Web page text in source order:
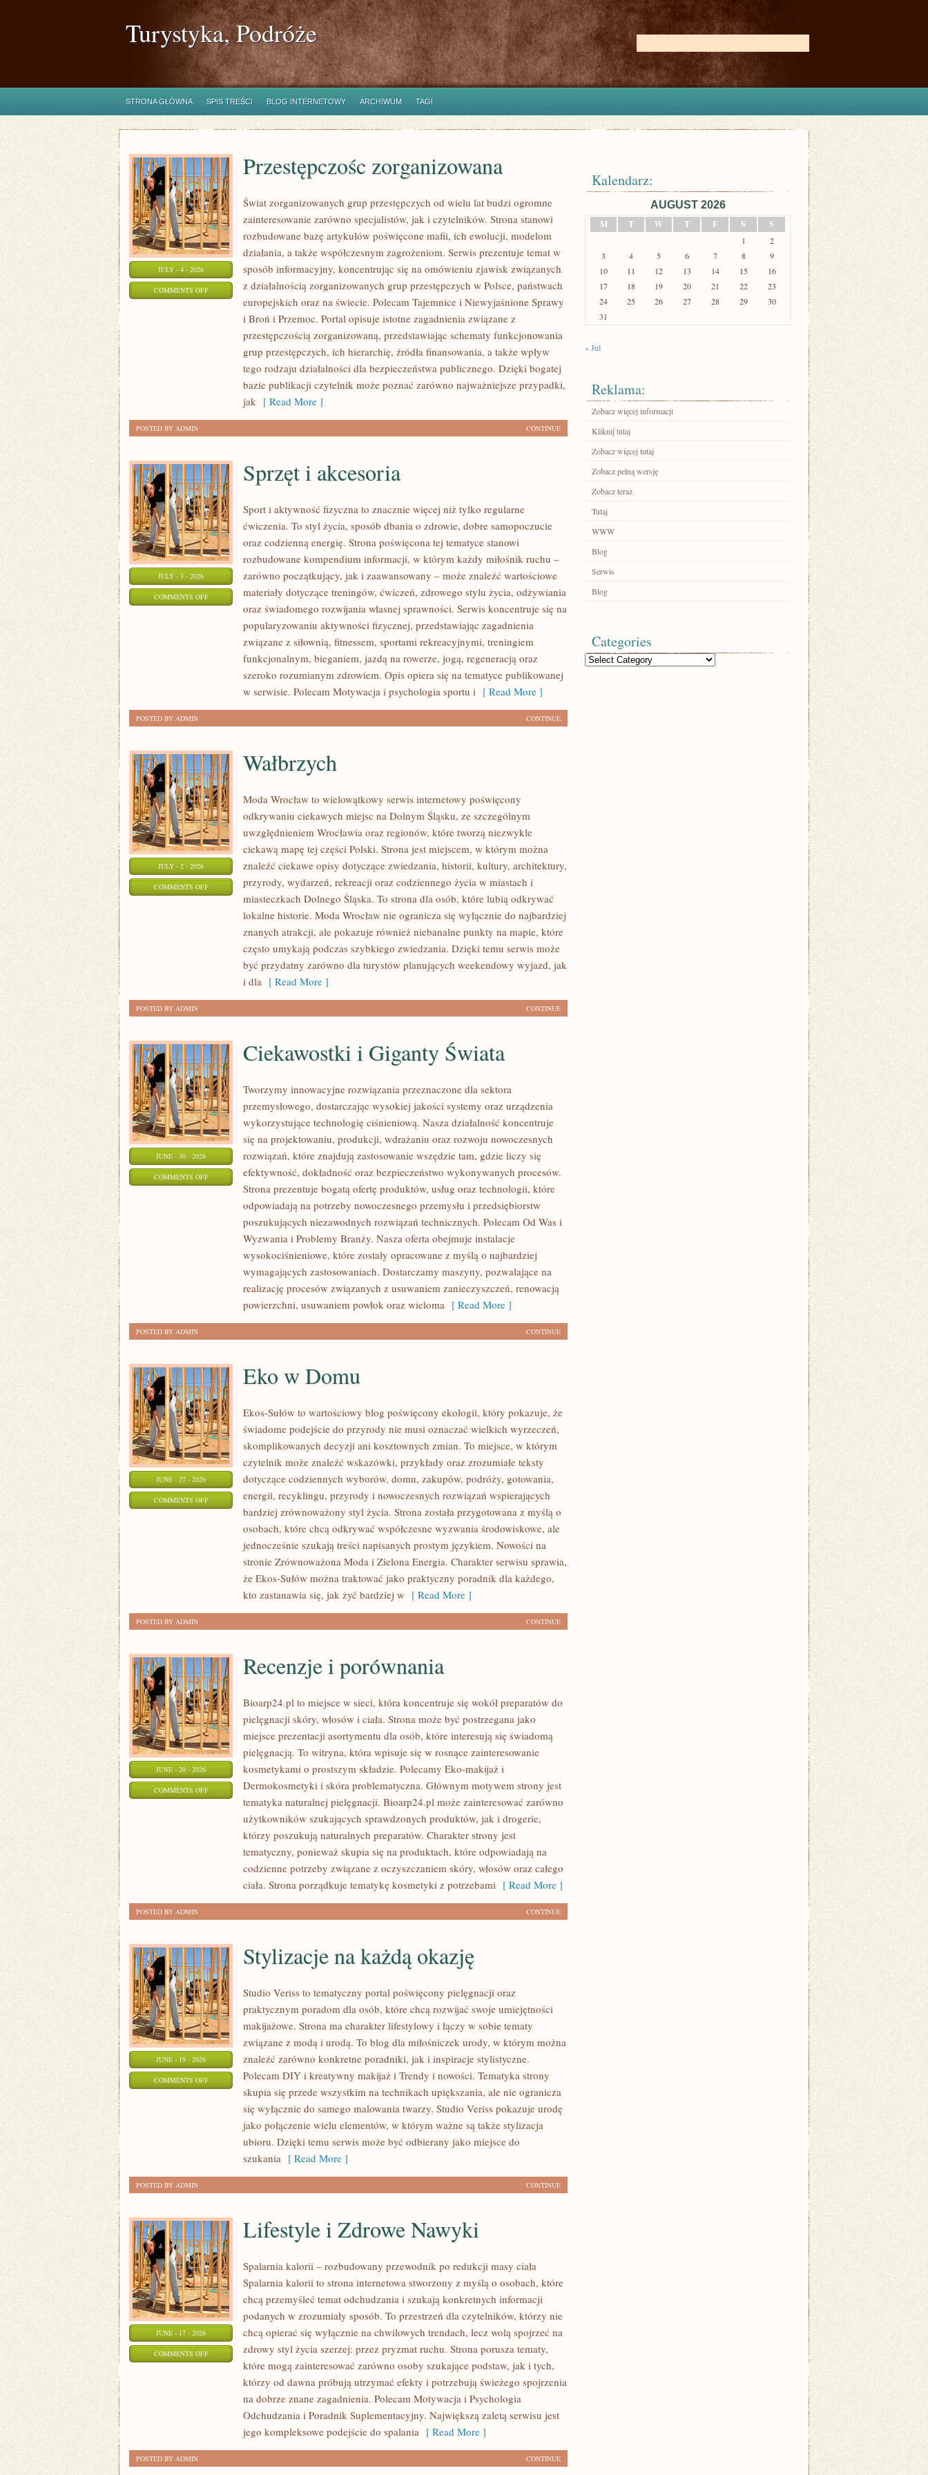
Turystyka, Podróże
STRONA GŁÓWNA SPIS TREŚCI BLOG INTERNETOWY ARCHIWUM TAGI
JULY - 4 - 2026
COMMENTS OFFON
PRZESTĘPCZOŚC
ZORGANIZOWANA
Przestępczośc zorganizowana
Świat zorganizowanych grup przestępczych od wielu lat budzi ogromne
zainteresowanie zarówno specjalistów, jak i czytelników. Strona stanowi
rozbudowane bazę artykułów poświęcone mafii, ich ewolucji, modelom
działania, a także współczesnym zagrożeniom. Serwis prezentuje temat w
sposób informacyjny, koncentrując się na omówieniu zjawisk związanych
z działalnością zorganizowanych grup przestępczych w Polsce, państwach
europejskich oraz na świecie. Polecam Tajemnice i Niewyjaśnione Sprawy
i Broń i Przemoc. Portal opisuje istotne zagadnienia związane z
przestępczością zorganizowaną, przedstawiając schematy funkcjonowania
grup przestępczych, ich hierarchię, źródła finansowania, a także wpływ
tego rodzaju działalności dla bezpieczeństwa publicznego. Dzięki bogatej
bazie publikacji czytelnik może poznać zarówno najważniejsze przypadki,
jak [ Read More ]
CONTINUE
POSTED BY ADMIN
JULY - 3 - 2026
COMMENTS OFFON
AKCESORIA
Sprzęt i akcesoria
Sport i aktywność fizyczna to znacznie więcej niż tylko regularne
ćwiczenia. To styl życia, sposób dbania o zdrowie, dobre samopoczucie
oraz codzienną energię. Strona poświęcona tej tematyce stanowi
rozbudowane kompendium informacji, w którym każdy miłośnik ruchu –
zarówno początkujący, jak i zaawansowany – może znaleźć wartościowe
materiały dotyczące treningów, ćwiczeń, zdrowego stylu życia, odżywiania
oraz świadomego rozwijania własnej sprawności. Serwis koncentruje się na
popularyzowaniu aktywności fizycznej, przedstawiając zagadnienia
związane z siłownią, fitnessem, sportami rekreacyjnymi, treningiem
funkcjonalnym, bieganiem, jazdą na rowerze, jogą, regeneracją oraz
szeroko rozumianym zdrowiem. Opis opiera się na tematyce publikowanej
w serwisie. Polecam Motywacja i psychologia sportu i [ Read More ]
CONTINUE
POSTED BY ADMIN
JULY - 2 - 2026
COMMENTS OFFON
WAŁBRZYCH
Wałbrzych
Moda Wrocław to wielowątkowy serwis internetowy poświęcony
odkrywaniu ciekawych miejsc na Dolnym Śląsku, ze szczególnym
uwzględnieniem Wrocławia oraz regionów, które tworzą niezwykle
ciekawą mapę tej części Polski. Strona jest miejscem, w którym można
znaleźć ciekawe opisy dotyczące zwiedzania, historii, kultury, architektury,
przyrody, wydarzeń, rekreacji oraz codziennego życia w miastach i
miasteczkach Dolnego Śląska. To strona dla osób, które lubią odkrywać
lokalne historie. Moda Wrocław nie ogranicza się wyłącznie do najbardziej
znanych atrakcji, ale pokazuje również niebanalne punkty na mapie, które
często umykają podczas szybkiego zwiedzania. Dzięki temu serwis może
być przydatny zarówno dla turystów planujących weekendowy wyjazd, jak
i dla [ Read More ]
CONTINUE
POSTED BY ADMIN
JUNE - 30 - 2026
COMMENTS OFFON
CIEKAWOSTKI
Ciekawostki i Giganty Świata
Tworzymy innowacyjne rozwiązania przeznaczone dla sektora
przemysłowego, dostarczając wysokiej jakości systemy oraz urządzenia
wykorzystujące technologię ciśnieniową. Nasza działalność koncentruje
się na projektowaniu, produkcji, wdrażaniu oraz rozwoju nowoczesnych
rozwiązań, które znajdują zastosowanie wszędzie tam, gdzie liczy się
efektywność, dokładność oraz bezpieczeństwo wykonywanych procesów.
Strona prezentuje bogatą ofertę produktów, usług oraz technologii, które
odpowiadają na potrzeby nowoczesnego przemysłu i przedsiębiorstw
poszukujących niezawodnych rozwiązań technicznych. Polecam Od Was i
Wyzwania i Problemy Branży. Nasza oferta obejmuje instalacje
wysokociśnieniowe, które zostały opracowane z myślą o najbardziej
wymagających zastosowaniach. Dostarczamy maszyny, pozwalające na
realizację procesów związanych z usuwaniem zanieczyszczeń, renowacją
powierzchni, usuwaniem powłok oraz wieloma [ Read More ]
CONTINUE
POSTED BY ADMIN
JUNE - 27 - 2026
COMMENTS OFFON
Eko w Domu
Ekos-Sułów to wartościowy blog poświęcony ekologii, który pokazuje, że
świadome podejście do przyrody nie musi oznaczać wielkich wyrzeczeń,
skomplikowanych decyzji ani kosztownych zmian. To miejsce, w którym
czytelnik może znaleźć wskazówki, przykłady oraz zrozumiałe teksty
dotyczące codziennych wyborów, domu, zakupów, podróży, gotowania,
energii, recyklingu, przyrody i nowoczesnych rozwiązań wspierających
bardziej zrównoważony styl życia. Strona została przygotowana z myślą o
osobach, które chcą odkrywać współczesne wyzwania środowiskowe, ale
jednocześnie szukają treści napisanych prostym językiem. Nowości na
stronie Zrównoważona Moda i Zielona Energia. Charakter serwisu sprawia,
że Ekos-Sułów można traktować jako praktyczny poradnik dla każdego,
kto zastanawia się, jak żyć bardziej w [ Read More ]
CONTINUE
POSTED BY ADMIN
JUNE - 20 - 2026
COMMENTS OFFON
PORÓWNANIA
Recenzje i porównania
Bioarp24.pl to miejsce w sieci, która koncentruje się wokół preparatów do
pielęgnacji skóry, włosów i ciała. Strona może być postrzegana jako
miejsce prezentacji asortymentu dla osób, które interesują się świadomą
pielęgnacją. To witryna, która wpisuje się w rosnące zainteresowanie
kosmetykami o prostszym składzie. Polecamy Eko-makijaż i
Dermokosmetyki i skóra problematyczna. Głównym motywem strony jest
tematyka naturalnej pielęgnacji. Bioarp24.pl może zainteresować zarówno
użytkowników szukających sprawdzonych produktów, jak i drogerie,
którzy poszukują naturalnych preparatów. Charakter strony jest
tematyczny, ponieważ skupia się na produktach, które odpowiadają na
codzienne potrzeby związane z oczyszczaniem skóry, włosów oraz całego
ciała. Strona porządkuje tematykę kosmetyki z potrzebami [ Read More ]
CONTINUE
POSTED BY ADMIN
JUNE - 19 - 2026
COMMENTS OFFON
STYLIZACJE
Stylizacje na każdą okazję
Studio Veriss to tematyczny portal poświęcony pielęgnacji oraz
praktycznym poradom dla osób, które chcą rozwijać swoje umiejętności
makijażowe. Strona ma charakter lifestylowy i łączy w sobie tematy
związane z modą i urodą. To blog dla miłośniczek urody, w którym można
znaleźć zarówno konkretne poradniki, jak i inspiracje stylistyczne.
Polecam DIY i kreatywny makijaż i Trendy i nowości. Tematyka strony
skupia się przede wszystkim na technikach upiększania, ale nie ogranicza
się wyłącznie do samego malowania twarzy. Studio Veriss pokazuje urodę
jako połączenie wielu elementów, w którym ważne są także stylizacja
ubioru. Dzięki temu serwis może być odbierany jako miejsce do
szukania [ Read More ]
CONTINUE
POSTED BY ADMIN
JUNE - 17 - 2026
COMMENTS OFFON
LIFESTYLE
Lifestyle i Zdrowe Nawyki
Spalarnia kalorii – rozbudowany przewodnik po redukcji masy ciała
Spalarnia kalorii to strona internetowa stworzony z myślą o osobach, które
chcą przemyśleć temat odchudzania i szukają konkretnych informacji
podanych w zrozumiały sposób. To przestrzeń dla czytelników, którzy nie
chcą opierać się wyłącznie na chwilowych trendach, lecz wolą spojrzeć na
zdrowy styl życia szerzej: przez pryzmat ruchu. Strona porusza tematy,
które mogą zainteresować zarówno osoby szukające podstaw, jak i tych,
którzy od dawna próbują utrzymać efekty i potrzebują świeżego spojrzenia
na dobrze znane zagadnienia. Polecam Motywacja i Psychologia
Odchudzania i Poradnik Suplementacyjny. Największą zaletą serwisu jest
jego kompleksowe podejście do spalania [ Read More ]
CONTINUE
POSTED BY ADMIN
Kalendarz:
AUGUST 2026
M
T W T F S S
1
2
3
4 5 6 7 8
9
10
11 12 13 14 15
16
17
18 19 20 21 22
23
24
25 26 27 28 29
30
31
« Jul
Reklama:
Zobacz więcej informacji
Kliknij tutaj
Zobacz więcej tutaj
Zobacz pełną wersję
Zobacz teraz
Tutaj
WWW
Blog
Serwis
Blog
Categories
Categories